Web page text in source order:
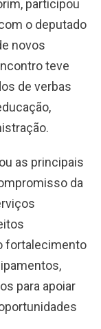
participou
o deputado
novos
teve
de verbas
as principais
da
fortalecimento
para apoiar